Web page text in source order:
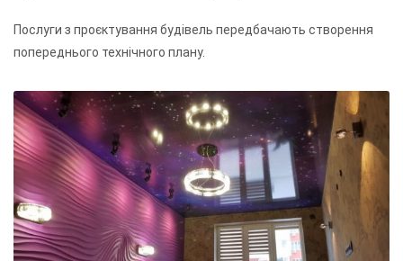
Послуги з проєктування будівель передбачають створення
попереднього технічного плану.